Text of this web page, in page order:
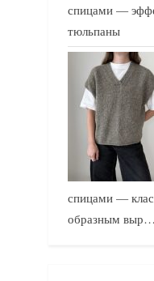
спицами —
тюльпаны
спицами —
образным выр…